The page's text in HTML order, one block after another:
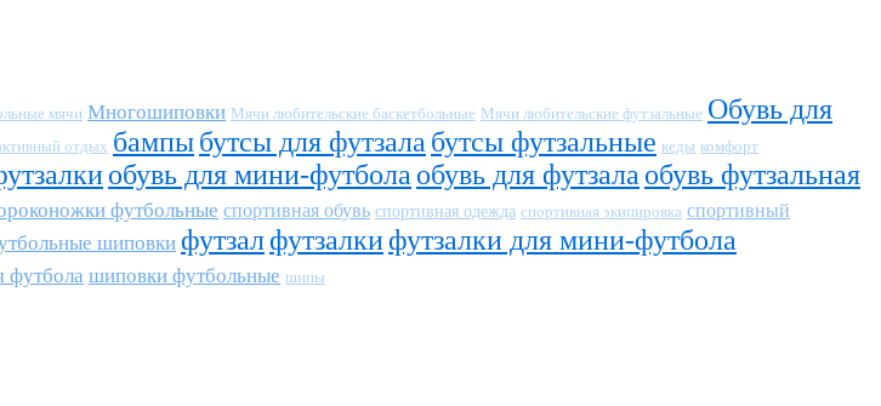
мячи Многошиповки Мячи любительские баскетбольные Мячи любительские футзальные Обувь для
отдых бампыбутсы для футзала бутсы футзальные кеды комфорт
обувь для мини-футбола обувь для футзала обувь футзальная
футбольные спортивная обувь спортивная одежда спортивная экипировка спортивный
шиповки футзалфутзалкифутзалки для мини-футбола
футбола шиповки футбольные шипы